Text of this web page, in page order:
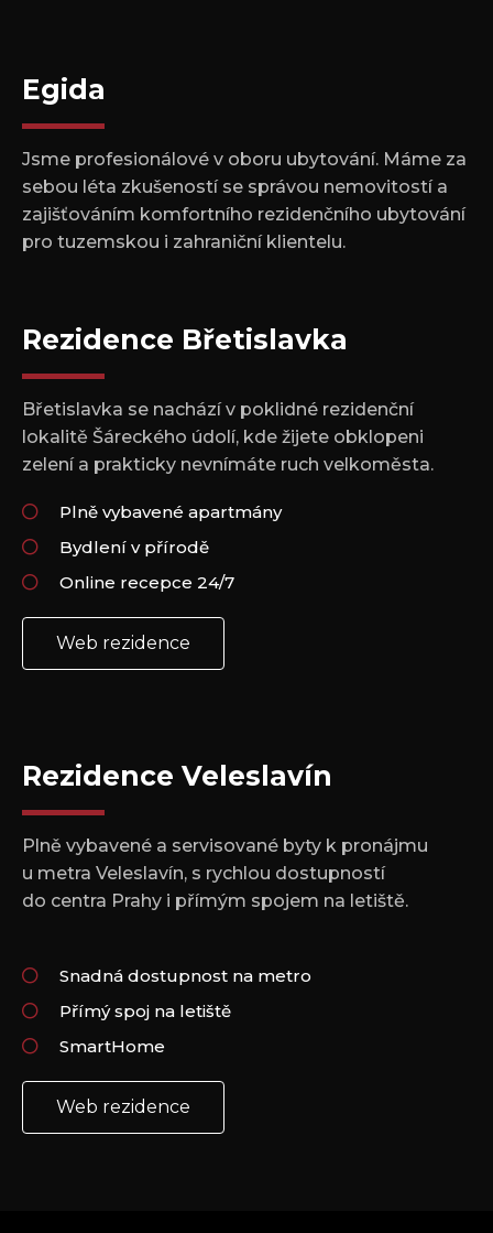
Egida
Jsme profesionálové v oboru ubytování. Máme za
sebou léta zkušeností se správou nemovitostí a
zajišťováním komfortního rezidenčního ubytování
pro tuzemskou i zahraniční klientelu.
Rezidence Břetislavka
Břetislavka se nachází v poklidné rezidenční
lokalitě Šáreckého údolí, kde žijete obklopeni
zelení a prakticky nevnímáte ruch velkoměsta.
Plně vybavené apartmány
Bydlení v přírodě
Online recepce 24/7
Web rezidence
Rezidence Veleslavín
Plně vybavené a servisované byty k pronájmu
u metra Veleslavín, s rychlou dostupností
do centra Prahy i přímým spojem na letiště.
Snadná dostupnost na metro
Přímý spoj na letiště
SmartHome
Web rezidence